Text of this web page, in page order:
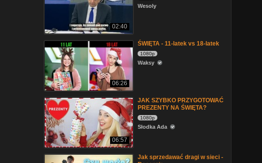
02:40
Wesoly
06:26
ŚWIĘTA - 11-latek vs 18-latek
1080p
Waksy
06:57
JAK SZYBKO PRZYGOTOWAĆ
PREZENTY NA ŚWIĘTA?
1080p
Słodka Ada
Jak sprzedawać dragi w sieci -